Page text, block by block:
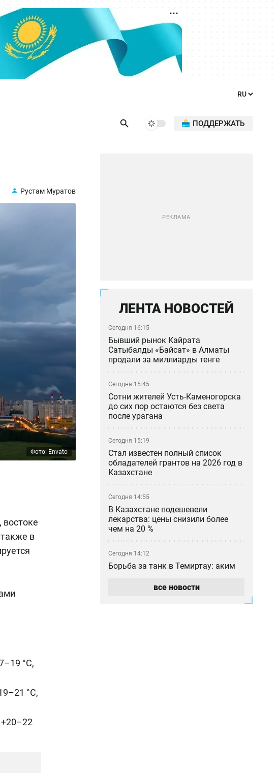
ПОДДЕРЖАТЬ
Рустам Муратов
Фото: Envato
в
°C,
°C,
ЛЕНТА НОВОСТЕЙ
Сегодня 16:15
Бывший рынок Кайрата
Сатыбалды «Байсат» в Алматы
продали за миллиарды тенге
Сегодня 15:45
Сотни жителей Усть-Каменогорска
до сих пор остаются без света
после урагана
Сегодня 15:19
Стал известен полный список
обладателей грантов на 2026 год в
Казахстане
Сегодня 14:55
В Казахстане подешевели
лекарства: цены снизили более
чем на 20 %
Сегодня 14:12
Борьба за танк в Темиртау: аким
известный объект
все новости